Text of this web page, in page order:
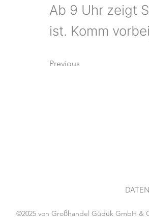
Ab 9 Uhr zeigt
ist. Komm
Previous
©2025 von Großhandel Güdük GmbH &